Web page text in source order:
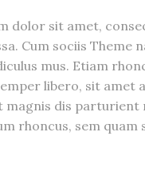
dolor sit amet,
Cum sociis
mus. Etiam
libero, sit amet
magnis dis parturient
rhoncus, sem quam